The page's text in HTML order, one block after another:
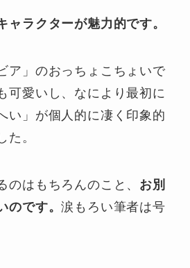
ャラクターが魅力的です。
ア」のおっちょこちょいで
可愛いし、なにより最初に
い」が個人的に凄く印象的
た。
のはもちろんのこと、 お別
のです。涙もろい筆者は号